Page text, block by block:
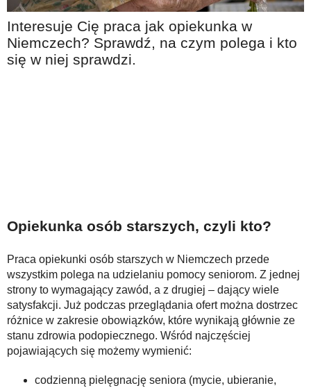
Na wesoło
Hobby i pasje
Żyj aktywnie
Ciekawe książki
Z internetem za pan brat
Bezpiecznie i w zgodzie z prawem
Interesuje Cię praca jak opiekunka w
Niemczech? Sprawdź, na czym polega i kto
się w niej sprawdzi.
Opiekunka osób starszych, czyli kto?
Praca opiekunki osób starszych w Niemczech przede
wszystkim polega na udzielaniu pomocy seniorom. Z jednej
strony to wymagający zawód, a z drugiej – dający wiele
satysfakcji. Już podczas przeglądania ofert można dostrzec
różnice w zakresie obowiązków, które wynikają głównie ze
stanu zdrowia podopiecznego. Wśród najczęściej
pojawiających się możemy wymienić:
codzienną pielęgnację seniora (mycie, ubieranie,